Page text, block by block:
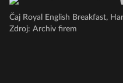
Čaj Royal English Breakfast,
Zdroj: Archiv firem